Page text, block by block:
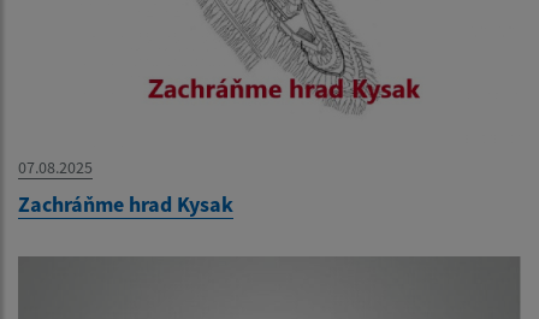
07.08.2025
Zachráňme hrad Kysak